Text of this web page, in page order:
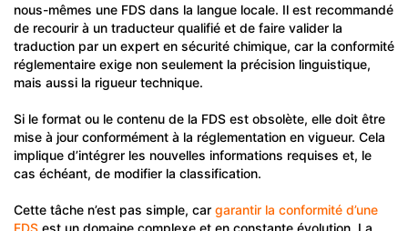
nous-mêmes une FDS dans la langue locale. Il est recommandé
de recourir à un traducteur qualifié et de faire valider la
traduction par un expert en sécurité chimique, car la conformité
réglementaire exige non seulement la précision linguistique,
mais aussi la rigueur technique.
Si le format ou le contenu de la FDS est obsolète, elle doit être
mise à jour conformément à la réglementation en vigueur. Cela
implique d’intégrer les nouvelles informations requises et, le
cas échéant, de modifier la classification.
Cette tâche n’est pas simple, car garantir la conformité d’une
FDS est un domaine complexe et en constante évolution. La